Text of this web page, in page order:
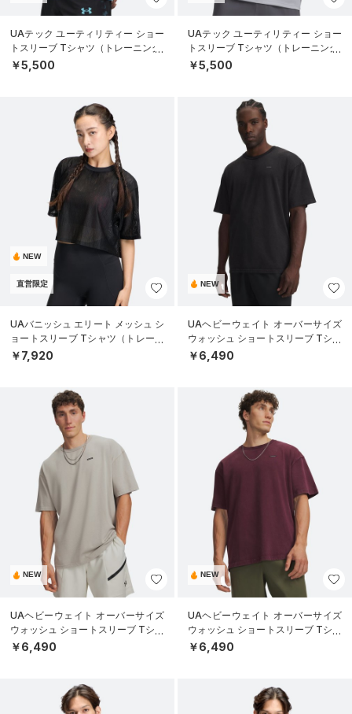
UAテック ユーティリティー ショー
トスリーブ Tシャツ（トレーニング/
MEN）
￥5,500
UAテック ユーティリティー ショー
トスリーブ Tシャツ（トレーニング/
MEN）
￥5,500
NEW
直営限定
UAバニッシュ エリート メッシュ シ
ョートスリーブ Tシャツ（トレーニ
ング/WOMEN）
￥7,920
NEW
UAヘビーウェイト オーバーサイズ
ウォッシュ ショートスリーブ Tシャ
ツ（ライフスタイル/MEN）
￥6,490
NEW
UAヘビーウェイト オーバーサイズ
ウォッシュ ショートスリーブ Tシャ
ツ（ライフスタイル/MEN）
￥6,490
NEW
UAヘビーウェイト オーバーサイズ
ウォッシュ ショートスリーブ Tシャ
ツ（ライフスタイル/MEN）
￥6,490